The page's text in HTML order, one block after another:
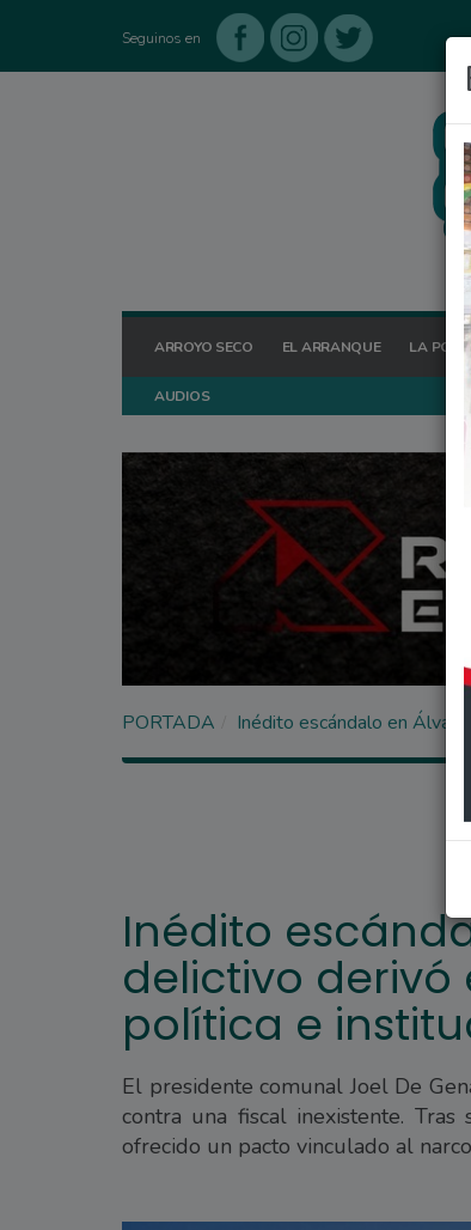
Seguinos en
ARROYO SECO EL ARRANQUE LA
AUDIOS
PORTADA Inédito escándalo en
Inédito
delictivo derivó
política e
El presidente comunal Joel De
contra una fiscal inexistente.
ofrecido un pacto vinculado al